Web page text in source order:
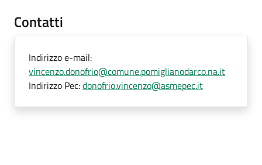
Contatti
Indirizzo e-mail:
vincenzo.donofrio@comune.pomiglianodarco.na.it
Indirizzo Pec:donofrio.vincenzo@asmepec.it